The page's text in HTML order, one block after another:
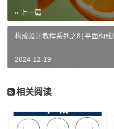
识地思索。伴随经验的逐步积
决策和解决问题的方式愈发趋
成。多数设计师在项目收尾之
础知识的默默运作，他们心中
成果能够精准传达预期信息。
诉求。设计过程犹如设计师的
多少设计师，便有多少种独特
系统性与分析性，对设计的每
« 上一篇
构成设计教程系列之8|平面构成
2024-12-19
相关阅读